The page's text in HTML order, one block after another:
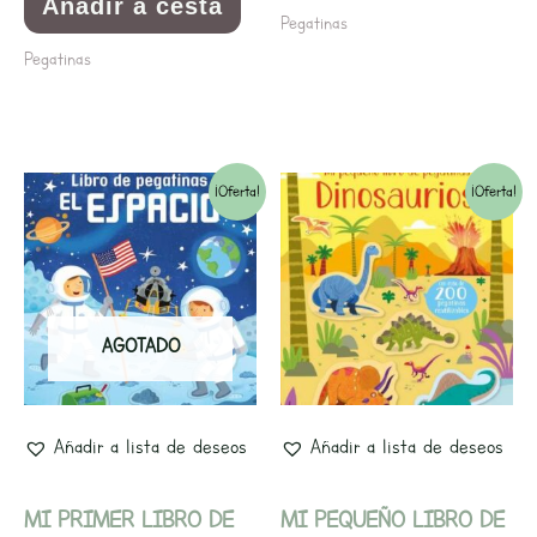
Añadir a cesta
Pegatinas
Pegatinas
¡Oferta!
AGOTADO
Añadir a lista de deseos
MI PRIMER LIBRO DE
El
precio
original
era:
5,95€.
El
precio
actual
es:
5,65€.
¡Oferta!
Añadir a lista de deseos
MI PEQUEÑO LIBRO DE
El
precio
original
era:
5,95€.
El
precio
actual
es:
5,65€.